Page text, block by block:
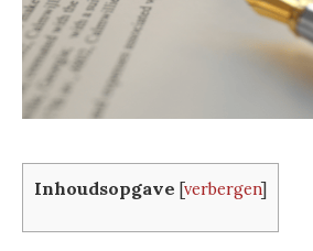
Inhoudsopgave [verbergen]